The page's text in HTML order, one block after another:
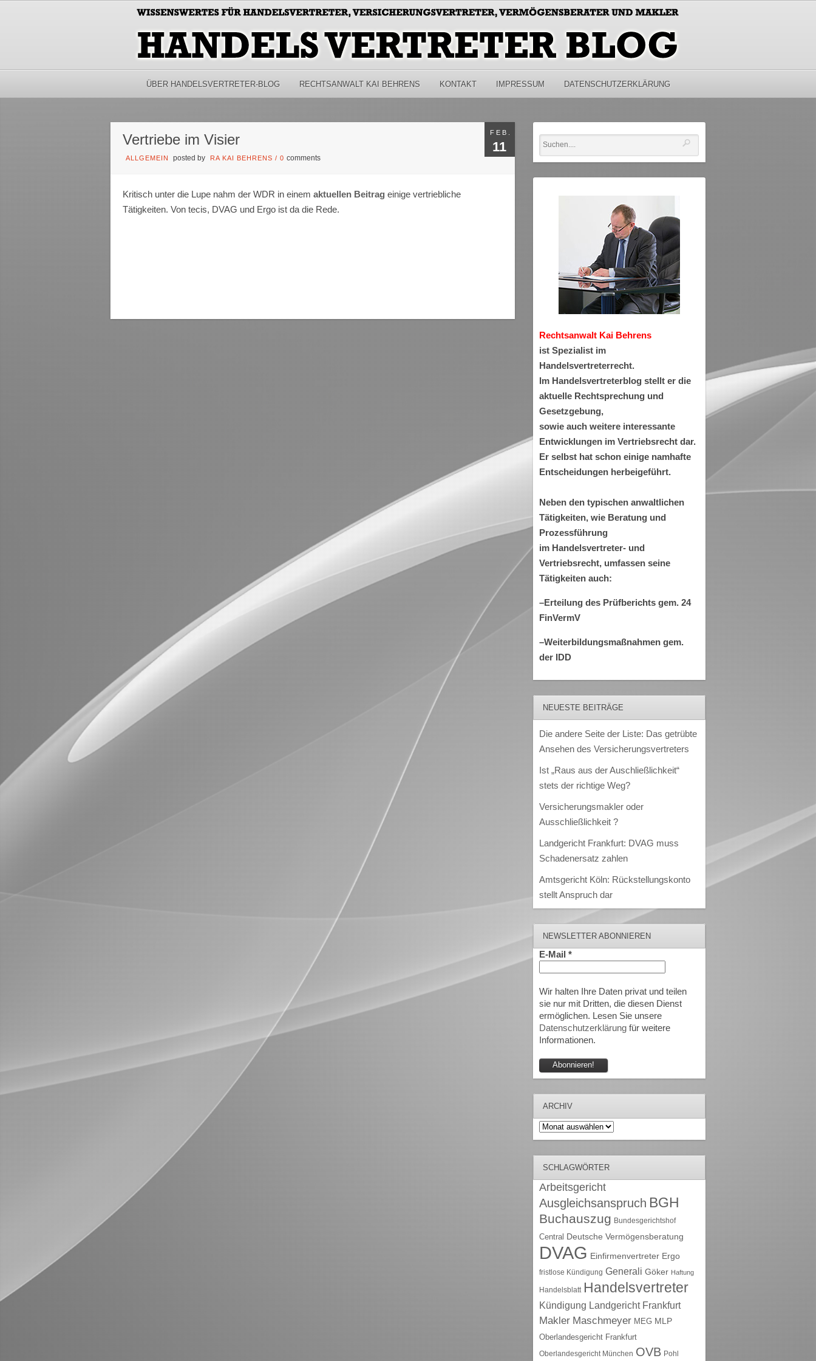
ÜBER HANDELSVERTRETER-BLOG RECHTSANWALT KAI BEHRENS KONTAKT IMPRESSUM DATENSCHUTZERKLÄRUNG
FEB.
11
Vertriebe im Visier
ALLGEMEIN posted by RA KAI BEHRENS /0comments
Kritisch unter die Lupe nahm der WDR in einemaktuellen Beitrag einige vertriebliche
Tätigkeiten. Von tecis, DVAG und Ergo ist da die Rede.
Rechtsanwalt Kai Behrens
ist Spezialist im
Handelsvertreterrecht.
Im Handelsvertreterblog stellt er die
aktuelle Rechtsprechung und
Gesetzgebung,
sowie auch weitere interessante
Entwicklungen im Vertriebsrecht dar.
Er selbst hat schon einige namhafte
Entscheidungen herbeigeführt.
Neben den typischen anwaltlichen
Tätigkeiten, wie Beratung und
Prozessführung
im Handelsvertreter- und
Vertriebsrecht, umfassen seine
Tätigkeiten auch:
–Erteilung des Prüfberichts gem. 24
FinVermV
–Weiterbildungsmaßnahmen gem.
der IDD
NEUESTE BEITRÄGE
Die andere Seite der Liste: Das getrübte
Ansehen des Versicherungsvertreters
Ist „Raus aus der Auschließlichkeit“
stets der richtige Weg?
Versicherungsmakler oder
Ausschließlichkeit ?
Landgericht Frankfurt: DVAG muss
Schadenersatz zahlen
Amtsgericht Köln: Rückstellungskonto
stellt Anspruch dar
NEWSLETTER ABONNIEREN
E-Mail *
Wir halten Ihre Daten privat und teilen
sie nur mit Dritten, die diesen Dienst
ermöglichen. Lesen Sie unsere
Datenschutzerklärungfür weitere
Informationen.
ARCHIV
Archiv
SCHLAGWÖRTER
Arbeitsgericht
Ausgleichsanspruch BGH
Buchauszug Bundesgerichtshof
Central Deutsche Vermögensberatung
DVAG Einfirmenvertreter Ergo
fristlose Kündigung Generali Göker Haftung
Handelsblatt Handelsvertreter
Kündigung Landgericht Frankfurt
Makler Maschmeyer MEG MLP
Oberlandesgericht Frankfurt
Oberlandesgericht München OVB Pohl